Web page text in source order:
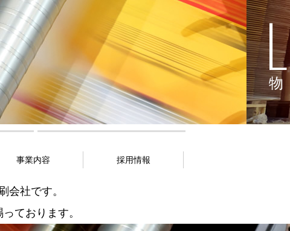
ア
事業内容 採用情報
会社です。
ております。